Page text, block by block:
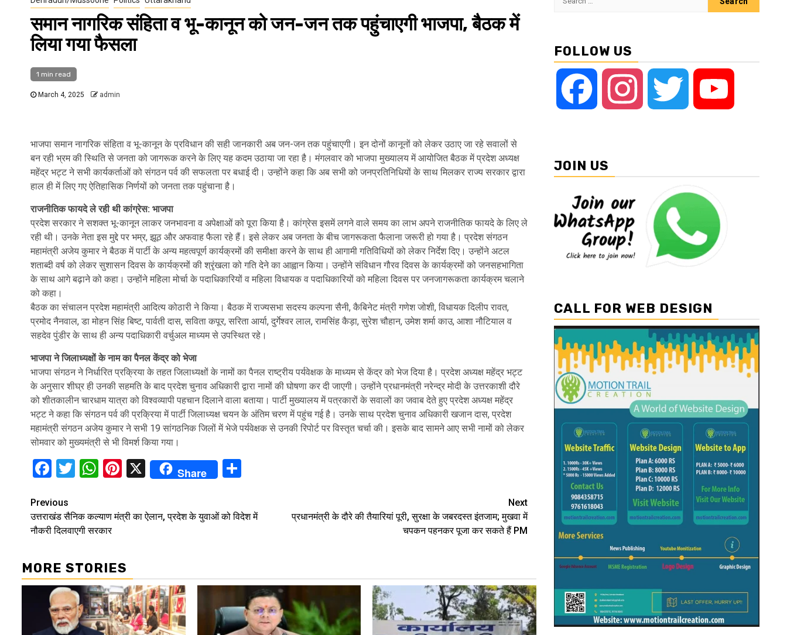
समान नागरिक संहिता व भू-कानून को जन-जन तक पहुंचाएगी भाजपा, बैठक में
लिया गया फैसला
1 min read
March 4, 2025 admin
भाजपा समान नागरिक संहिता व भू-कानून के प्रविधान की सही जानकारी अब जन-जन तक पहुंचाएगी। इन दोनों कानूनों को लेकर उठाए जा रहे सवालों से
बन रही भ्रम की स्थिति से जनता को जागरूक करने के लिए यह कदम उठाया जा रहा है। मंगलवार को भाजपा मुख्यालय में आयोजित बैठक में प्रदेश अध्यक्ष
महेंद्र भट्ट ने सभी कार्यकर्ताओं को संगठन पर्व की सफलता पर बधाई दी। उन्होंने कहा कि अब सभी को जनप्रतिनिधियों के साथ मिलकर राज्य सरकार द्वारा
हाल ही में लिए गए ऐतिहासिक निर्णयों को जनता तक पहुंचाना है।
राजनीतिक फायदे ले रही थी कांग्रेस: भाजपा
प्रदेश सरकार ने सशक्त भू-कानून लाकर जनभावना व अपेक्षाओं को पूरा किया है। कांग्रेस इसमें लगने वाले समय का लाभ अपने राजनीतिक फायदे के लिए ले
रही थी। उनके नेता इस मुद्दे पर भम्र, झूठ और अफवाह फैला रहे हैं। इसे लेकर अब जनता के बीच जागरूकता फैलाना जरूरी हो गया है। प्रदेश संगठन
महामंत्री अजेय कुमार ने बैठक में पार्टी के अन्य महत्वपूर्ण कार्यक्रमों की समीक्षा करने के साथ ही आगामी गतिविधियों को लेकर निर्देश दिए। उन्होंने अटल
शताब्दी वर्ष को लेकर सुशासन दिवस के कार्यक्रमों की श्रृंखला को गति देने का आह्वान किया। उन्होंने संविधान गौरव दिवस के कार्यक्रमों को जनसहभागिता
के साथ आगे बढ़ाने को कहा। उन्होंने महिला मोर्चा के पदाधिकारियों व महिला विधायक व पदाधिकारियों को महिला दिवस पर जनजागरूकता कार्यक्रम चलाने
को कहा।
बैठक का संचालन प्रदेश महामंत्री आदित्य कोठारी ने किया। बैठक में राज्यसभा सदस्य कल्पना सैनी, कैबिनेट मंत्री गणेश जोशी, विधायक दिलीप रावत,
प्रमोद नैनवाल, डा मोहन सिंह बिष्ट, पार्वती दास, सविता कपूर, सरिता आर्या, दुर्गेश्वर लाल, रामसिंह कैड़ा, सुरेश चौहान, उमेश शर्मा काउ, आशा नौटियाल व
सहदेव पुंडीर के साथ ही अन्य पदाधिकारी वर्चुअल माध्यम से उपस्थित रहे।
भाजपा ने जिलाध्यक्षों के नाम का पैनल केंद्र को भेजा
भाजपा संगठन ने निर्धारित प्रक्रिया के तहत जिलाध्यक्षों के नामों का पैनल राष्ट्रीय पर्यवेक्षक के माध्यम से केंद्र को भेज दिया है। प्रदेश अध्यक्ष महेंद्र भट्ट
के अनुसार शीघ्र ही उनकी सहमति के बाद प्रदेश चुनाव अधिकारी द्वारा नामों की घोषणा कर दी जाएगी। उन्होंने प्रधानमंत्री नरेन्द्र मोदी के उत्तरकाशी दौरे
को शीतकालीन चारधाम यात्रा को विश्वव्यापी पहचान दिलाने वाला बताया। पार्टी मुख्यालय में पत्रकारों के सवालों का जवाब देते हुए प्रदेश अध्यक्ष महेंद्र
भट्ट ने कहा कि संगठन पर्व की प्रक्रिया में पार्टी जिलाध्यक्ष चयन के अंतिम चरण में पहुंच गई है। उनके साथ प्रदेश चुनाव अधिकारी खजान दास, प्रदेश
महामंत्री संगठन अजेय कुमार ने सभी 19 सांगठनिक जिलों में भेजे पर्यवेक्षक से उनकी रिपोर्ट पर विस्तृत चर्चा की। इसके बाद सामने आए सभी नामों को लेकर
सोमवार को मुख्यमंत्री से भी विमर्श किया गया।
Facebook
Twitter
WhatsApp
Pinterest
X Share
Continue
Reading
Previous
उत्तराखंड सैनिक कल्याण मंत्री का ऐलान, प्रदेश के युवाओं को विदेश में
नौकरी दिलवाएगी सरकार
Next
प्रधानमंत्री के दौरे की तैयारियां पूरी, सुरक्षा के जबरदस्त इंतजाम; मुखवा में
चपकन पहनकर पूजा कर सकते हैं PM
MORE STORIES
FOLLOW US
Facebook Instagram Twitter
JOIN US
CALL FOR WEB DESIGN